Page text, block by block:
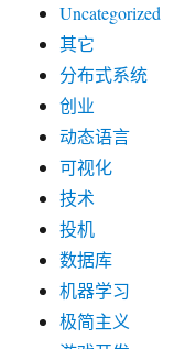
Uncategorized
其它
分布式系统
创业
动态语言
可视化
技术
投机
数据库
机器学习
极简主义